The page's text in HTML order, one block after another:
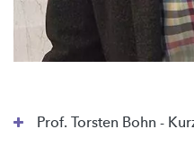
Prof. Torsten Bohn -